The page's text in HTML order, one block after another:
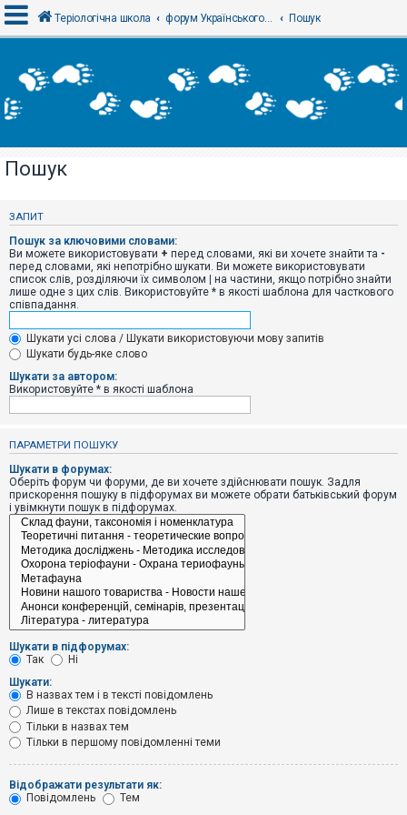
х
і
Р
с
р
а
ц
і
я
Т
е
м
и
б
і
п
о
в
і
д
в
н
т
е
м
и
о
ш
Теріологічна школа форум Українського теріологічного товариства Пошук
Пошук
ЗАПИТ
Пошук за ключовими словами:
Ви можете використовувати + перед словами, які ви хочете знайти та -
перед словами, які непотрібно шукати. Ви можете використовувати
список слів, розділяючи їх символом | на частини, якщо потрібно знайти
лише одне з цих слів. Використовуйте * в якості шаблона для часткового
співпадання.
Шукати усі слова / Шукати використовуючи мову запитів
Шукати будь-яке слово
Шукати за автором:
Використовуйте * в якості шаблона
ПАРАМЕТРИ ПОШУКУ
Шукати в форумах:
Оберіть форум чи форуми, де ви хочете здійснювати пошук. Задля
прискорення пошуку в підфорумах ви можете обрати батьківський форум
і увімкнути пошук в підфорумах.
Шукати в підфорумах:
Так
Ні
Шукати:
В назвах тем і в тексті повідомлень
Лише в текстах повідомлень
Тільки в назвах тем
Тільки в першому повідомленні теми
Відображати результати як:
Повідомлень
Тем